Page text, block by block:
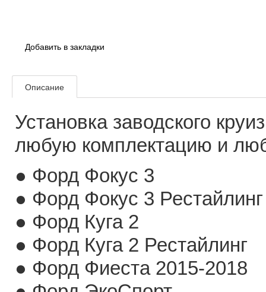
Добавить в закладки
Описание
Установка заводского
любую комплектацию и
● Форд Фокус 3
● Форд Фокус 3 Рестайлинг
● Форд Куга 2
● Форд Куга 2 Рестайлинг
● Форд Фиеста 2015-2018